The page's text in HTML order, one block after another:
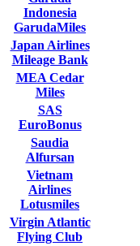
Indonesia
GarudaMiles
Japan Airlines
Mileage Bank
MEA Cedar
Miles
SAS
EuroBonus
Saudia
Alfursan
Vietnam
Airlines
Lotusmiles
Virgin Atlantic
Flying Club